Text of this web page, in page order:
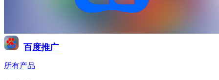
百度推广
所有产品